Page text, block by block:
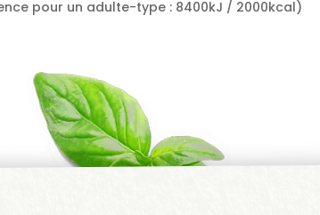
pour un adulte-type : 8400kJ / 2000kcal)